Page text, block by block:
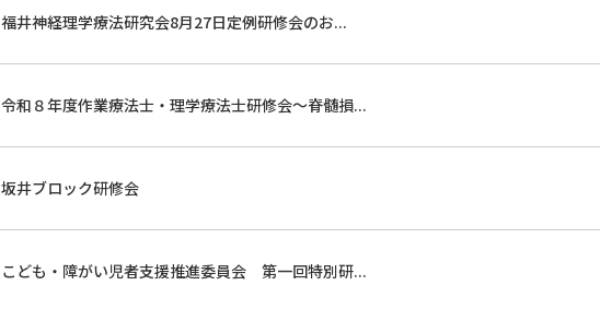
福井神経理学療法研究会8月27日定例研修会のお...
令和８年度作業療法士・理学療法士研修会～脊髄損...
坂井ブロック研修会
こども・障がい児者支援推進委員会 第一回特別研...